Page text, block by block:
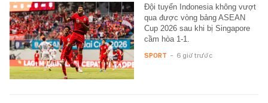
Đội tuyển Indonesia không vượt
qua được vòng bảng ASEAN
Cup 2026 sau khi bị Singapore
cầm hòa 1-1.
SPORT - 6 giờ trước